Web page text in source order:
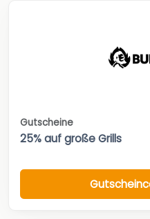
Gutscheine
25% auf große Grills